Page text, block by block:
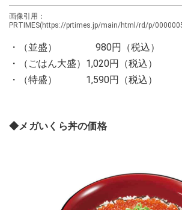
画像引用：
PRTIMES(https://prtimes.jp/main/html/rd/p/
・（並盛） 980円（税込）
・（ごはん大盛）1,020円（税込）
・（特盛） 1,590円（税込）
◆メガいくら丼の価格